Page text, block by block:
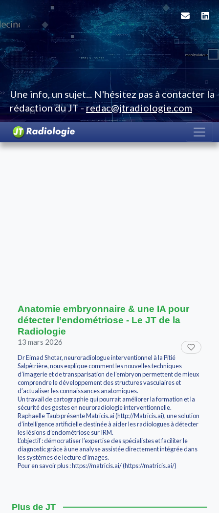
Une info, un sujet... N'hésitez pas à contacter la
rédaction du JT -redac@jtradiologie.com
Anatomie embryonnaire & une IA pour
détecter l’endométriose - Le JT de la
Radiologie
13 mars 2026
Dr Eimad Shotar, neuroradiologue interventionnel à la Pitié
Salpêtrière, nous explique comment les nouvelles techniques
d’imagerie et de transparisation de l’embryon permettent de mieux
comprendre le développement des structures vasculaires et
d’actualiser les connaissances anatomiques.
Un travail de cartographie qui pourrait améliorer la formation et la
sécurité des gestes en neuroradiologie interventionnelle.
Raphaelle Taub présente Matricis.ai (http://Matricis.ai), une solution
d’intelligence artificielle destinée à aider les radiologues à détecter
les lésions d’endométriose sur IRM.
L’objectif : démocratiser l’expertise des spécialistes et faciliter le
diagnostic grâce à une analyse assistée directement intégrée dans
les systèmes de lecture d’images.
Pour en savoir plus : https://matricis.ai/ (https://matricis.ai/)
Plus de JT